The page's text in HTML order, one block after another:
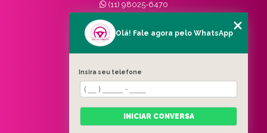
(11) 98025-6470
contato@vivinotransito.com.br
SIGA-NOS!
MENU
HOME
QUEM SOMOS
SERVIÇOS
BLOG
Olá! Fale agora pelo WhatsApp
Insira seu telefone
INICIAR CONVERSA